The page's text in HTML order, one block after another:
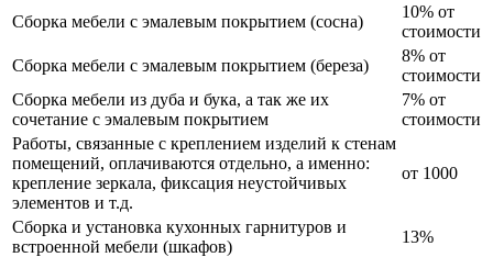
Сборка мебели с эмалевым покрытием (сосна)
10% от
стоимости
Сборка мебели с эмалевым покрытием (береза)
8% от
стоимости
Сборка мебели из дуба и бука, а так же их
сочетание с эмалевым покрытием
7% от
стоимости
Работы, связанные с креплением изделий к стенам
помещений, оплачиваются отдельно, а именно:
крепление зеркала, фиксация неустойчивых
элементов и т.д.
от 1000
Сборка и установка кухонных гарнитуров и
встроенной мебели (шкафов)
13%